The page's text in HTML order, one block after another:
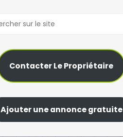
Contacter Le Propriétaire
Ajouter une annonce gratuite